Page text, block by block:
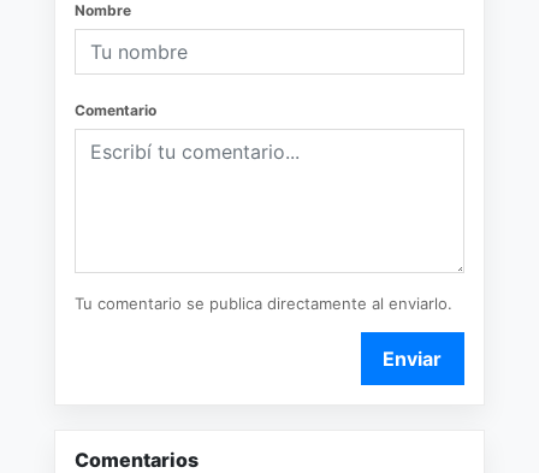
Nombre
Comentario
Tu comentario se publica directamente al enviarlo.
Enviar
Comentarios